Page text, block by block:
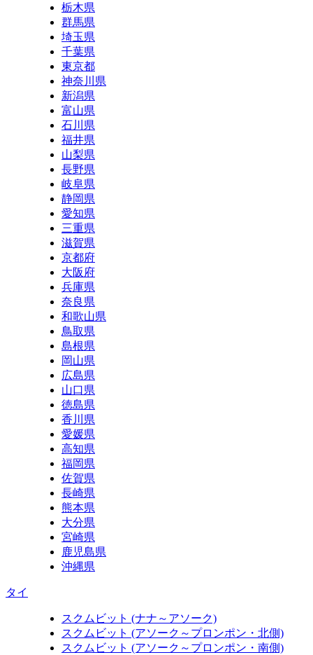
栃木県
群馬県
埼玉県
千葉県
東京都
神奈川県
新潟県
富山県
石川県
福井県
山梨県
長野県
岐阜県
静岡県
愛知県
三重県
滋賀県
京都府
大阪府
兵庫県
奈良県
和歌山県
鳥取県
島根県
岡山県
広島県
山口県
徳島県
香川県
愛媛県
高知県
福岡県
佐賀県
長崎県
熊本県
大分県
宮崎県
鹿児島県
沖縄県
タイ
スクムビット (ナナ～アソーク)
スクムビット (アソーク～プロンポン・北側)
スクムビット (アソーク～プロンポン・南側)